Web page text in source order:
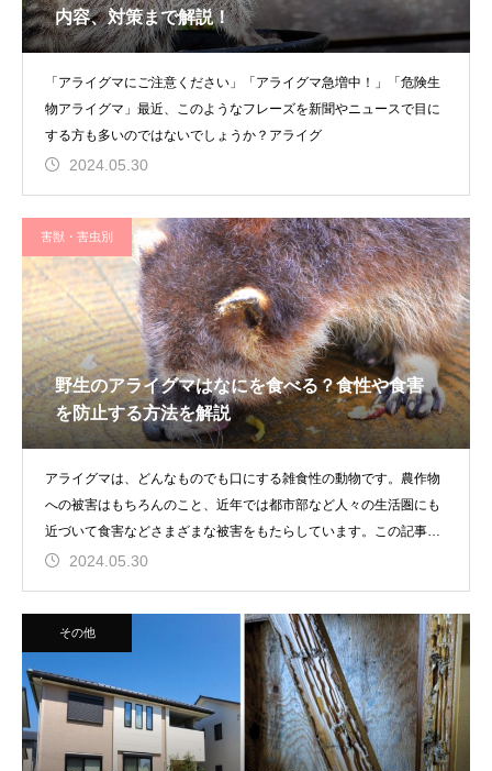
内容、対策まで解説！
「アライグマにご注意ください」「アライグマ急増中！」「危険生
物アライグマ」最近、このようなフレーズを新聞やニュースで目に
する方も多いのではないでしょうか？アライグ
2024.05.30
害獣・害虫別
野生のアライグマはなにを食べる？食性や食害
を防止する方法を解説
アライグマは、どんなものでも口にする雑食性の動物です。農作物
への被害はもちろんのこと、近年では都市部など人々の生活圏にも
近づいて食害などさまざまな被害をもたらしています。この記事で
は
2024.05.30
その他